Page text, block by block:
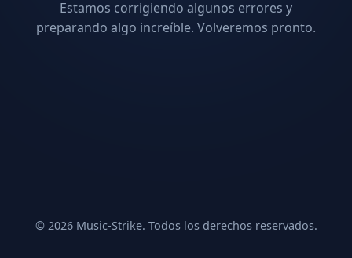
Estamos corrigiendo algunos errores y
preparando algo increíble. Volveremos pronto.
© 2026 Music-Strike. Todos los derechos reservados.